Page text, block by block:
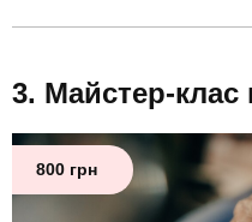
Майстер-клас
800 грн